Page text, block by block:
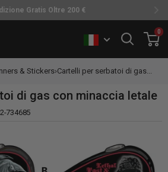
Gratis Oltre 200 €
0
& Stickers›Cartelli per serbatoi di gas...
di gas con minaccia letale
734685